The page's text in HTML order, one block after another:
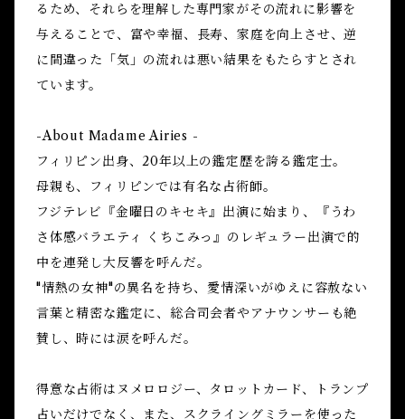
るため、それらを理解した専門家がその流れに影響を
与えることで、富や幸福、長寿、家庭を向上させ、逆
に間違った「気」の流れは悪い結果をもたらすとされ
ています。
-About Madame Airies -
フィリピン出身、20年以上の鑑定歴を誇る鑑定士。
母親も、フィリピンでは有名な占術師。
フジテレビ『金曜日のキセキ』出演に始まり、『うわ
さ体感バラエティ くちこみっ』のレギュラー出演で的
中を連発し大反響を呼んだ。
"情熱の女神"の異名を持ち、愛情深いがゆえに容赦ない
言葉と精密な鑑定に、総合司会者やアナウンサーも絶
賛し、時には涙を呼んだ。
得意な占術はヌメロロジー、タロットカード、トランプ
占いだけでなく、また、スクライングミラーを使った